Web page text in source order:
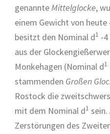
genannteMittelglocke,
einem Gewicht von heute
besitzt den Nominal d1 -
aus der
Monkehagen (Nominal d1
stammenden Großen
Rostock die
mit dem Nominal d1 sein.
Zerstörungen des